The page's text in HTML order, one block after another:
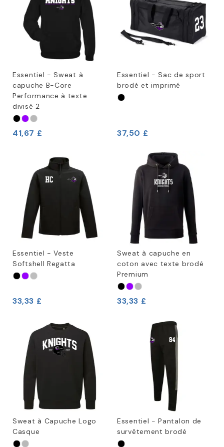
Essentiel - Sweat à
capuche B-Core
Performance à texte
divisé 2
41,67 £
Essentiel - Sac de sport
brodé et imprimé
37,50 £
Essentiel - Veste
Softshell Regatta
33,33 £
Sweat à capuche en
coton avec texte brodé
Premium
33,33 £
Sweat à Capuche Logo
Casque
Essentiel - Pantalon de
survêtement brodé